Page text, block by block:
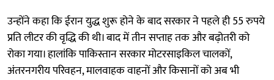
उन्होंने कहा कि ईरान युद्ध शुरू होने के बाद सरकार ने पहले ही 55 रुपये
प्रति लीटर की वृद्धि की थी। बाद में तीन सप्ताह तक और बढ़ोतरी को
रोका गया। हालांकि पाकिस्तान सरकार मोटरसाइकिल चालकों,
अंतरनगरीय परिवहन, मालवाहक वाहनों और किसानों को अब भी